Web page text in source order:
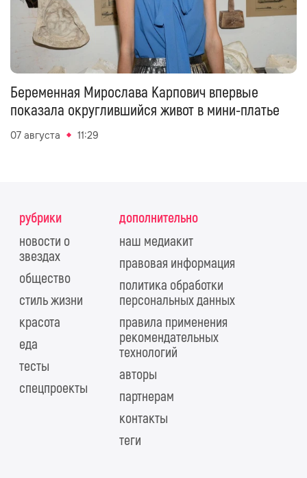
Беременная Мирослава Карпович впервые
показала округлившийся живот в мини-платье
07 августа 11:29
рубрики
новости о
звездах
общество
стиль жизни
красота
еда
тесты
спецпроекты
дополнительно
наш медиакит
правовая информация
политика обработки
персональных данных
правила применения
рекомендательных
технологий
авторы
партнерам
контакты
теги